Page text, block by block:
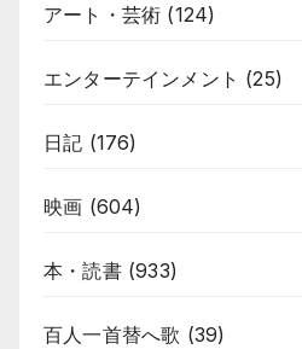
アート・芸術 (124)
エンターテインメント (25)
日記 (176)
映画 (604)
本・読書(933)
百人一首替へ歌 (39)